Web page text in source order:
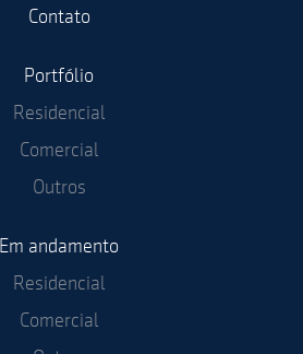
Contato
Portfólio
Residencial
Comercial
Outros
Em andamento
Residencial
Comercial